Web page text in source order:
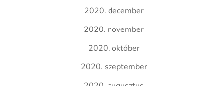
2020. december
2020. november
2020. október
2020. szeptember